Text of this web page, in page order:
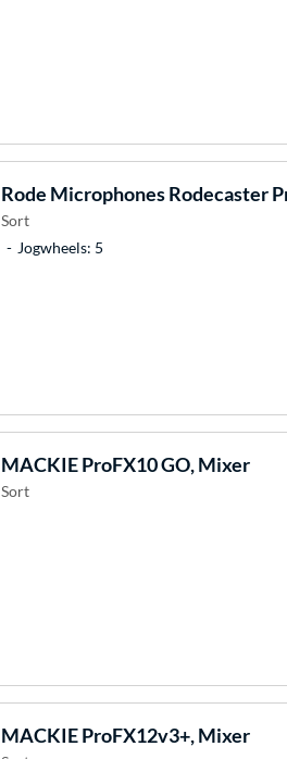
Rode MicrophonesRodecaster
Sort
Jogwheels: 5
MACKIEProFX10 GO, Mixer
Sort
MACKIEProFX12v3+, Mixer